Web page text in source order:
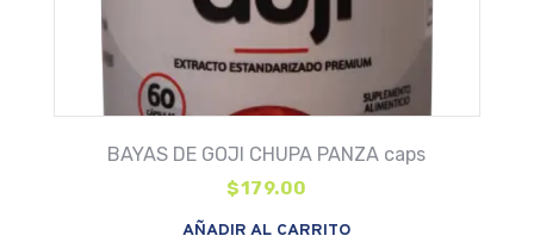
BAYAS DE GOJI CHUPA PANZA caps
$179.00
AÑADIR AL CARRITO